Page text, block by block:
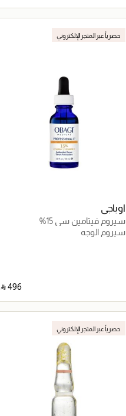
جاري تحميل التفاصيل
حصرياً عبر المتجر الإلكتروني
اوباجي
سيروم فيتامين سي 15%
سيروم الوجه
‎ ⃁ ⁦496⁩ ‎
جاري تحميل التفاصيل
حصرياً عبر المتجر الإلكتروني